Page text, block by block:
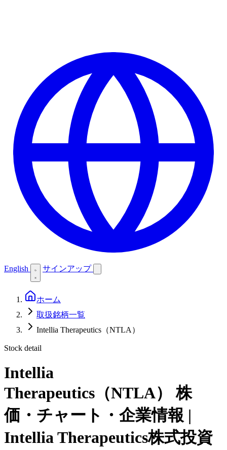
English サインアップ
ホーム
取扱銘柄一覧
Intellia Therapeutics（NTLA）
Stock detail
Intellia
Therapeutics（NTLA）
株
価・チャート・企業情報 |
Intellia Therapeutics株式投資